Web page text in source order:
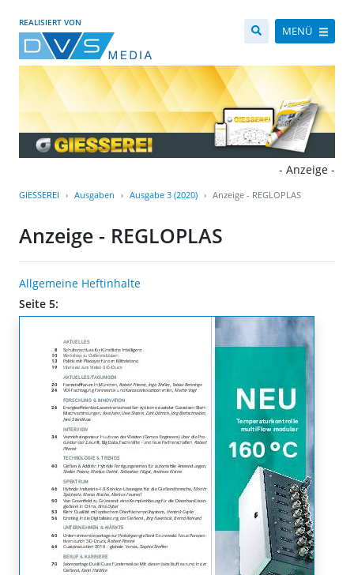
REALISIERT VON
MENÜ
- Anzeige -
GIESSEREI Ausgaben Ausgabe 3 (2020) Anzeige - REGLOPLAS
Anzeige - REGLOPLAS
Allgemeine Heftinhalte
Seite 5: